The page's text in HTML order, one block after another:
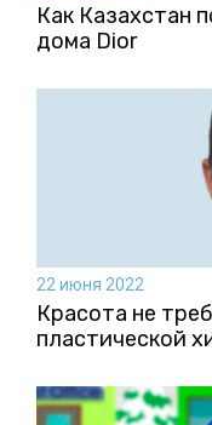
Как Казахстан
дома Dior
22 июня 2022
Красота не
пластической